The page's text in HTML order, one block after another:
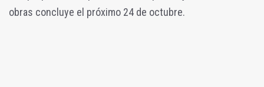
obras concluye el próximo 24 de octubre.